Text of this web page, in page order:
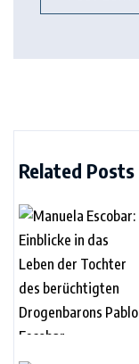
Related Posts